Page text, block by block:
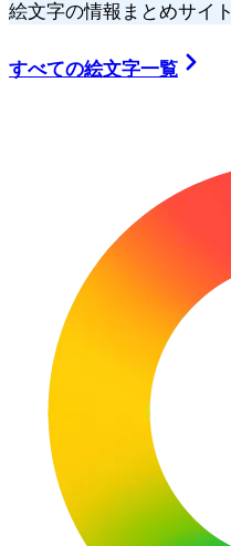
絵文字の情報まとめサイト
すべての絵文字一覧